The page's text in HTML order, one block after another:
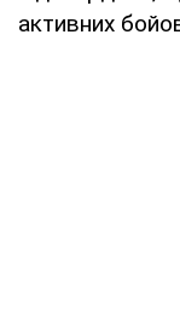
активних